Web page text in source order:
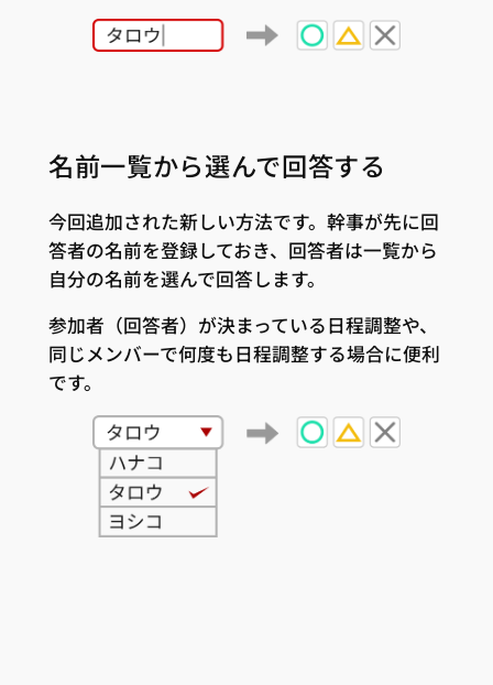
名前一覧から選んで回答する
今回追加された新しい方法です。幹事が先に回
答者の名前を登録しておき、回答者は一覧から
自分の名前を選んで回答します。
参加者（回答者）が決まっている日程調整や、
同じメンバーで何度も日程調整する場合に便利
です。